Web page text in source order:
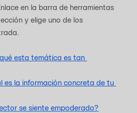
en la barra de herramientas
y elige uno de los
esta temática es tan
es la información concreta de tu
se siente empoderado?